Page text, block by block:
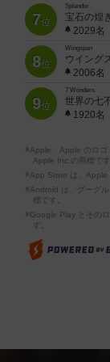
7位
Splendor
宝石の煌き
2029名
8位
Wingspan
ウイング
2006名
9位
7 Wonders
世界の七
1920名
※Apple、Apple のロゴ
Apple Inc.の商標です
※App Store は、Apple
※Android は、グーグ
標です。
※Google Play とその
す。